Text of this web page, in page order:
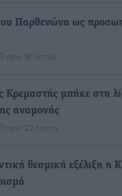
Παρθενώνα ως
πριν 18 λεπτά
Κρεμαστής μπήκε στη
αναμονής
πριν 22 λεπτά
θεσμική εξέλιξη η